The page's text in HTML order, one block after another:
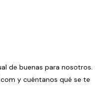
de buenas para nosotros.
y cuéntanos qué se te